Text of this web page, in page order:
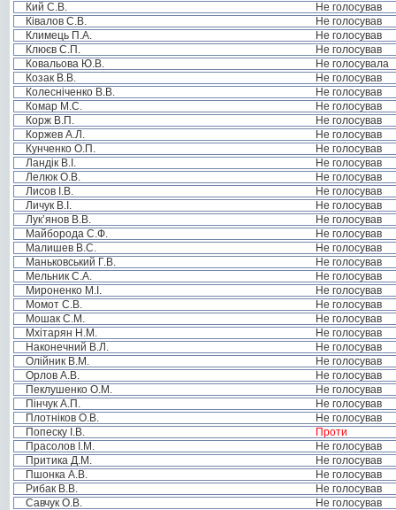
Кий С.В.
Не голосував
Ківалов С.В.
Не голосував
Климець П.А.
Не голосував
Клюєв С.П.
Не голосував
Ковальова Ю.В.
Не голосувала
Козак В.В.
Не голосував
Колесніченко В.В.
Не голосував
Комар М.С.
Не голосував
Корж В.П.
Не голосував
Коржев А.Л.
Не голосував
Кунченко О.П.
Не голосував
Ландік В.І.
Не голосував
Лелюк О.В.
Не голосував
Лисов І.В.
Не голосував
Личук В.І.
Не голосував
Лук’янов В.В.
Не голосував
Майборода С.Ф.
Не голосував
Малишев В.С.
Не голосував
Маньковський Г.В.
Не голосував
Мельник С.А.
Не голосував
Мироненко М.І.
Не голосував
Момот С.В.
Не голосував
Мошак С.М.
Не голосував
Мхітарян Н.М.
Не голосував
Наконечний В.Л.
Не голосував
Олійник В.М.
Не голосував
Орлов А.В.
Не голосував
Пеклушенко О.М.
Не голосував
Пінчук А.П.
Не голосував
Плотніков О.В.
Не голосував
Попеску І.В.
Проти
Прасолов І.М.
Не голосував
Притика Д.М.
Не голосував
Пшонка А.В.
Не голосував
Рибак В.В.
Не голосував
Савчук О.В.
Не голосував